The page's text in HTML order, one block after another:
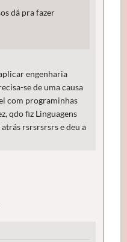
dá pra fazer
engenharia
se de uma causa
com programinhas
qdo fiz Linguagens
rsrsrsrsrs e deu a